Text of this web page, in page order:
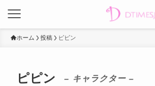
ホーム 投稿 ピピン
ピピン – キャラクター –